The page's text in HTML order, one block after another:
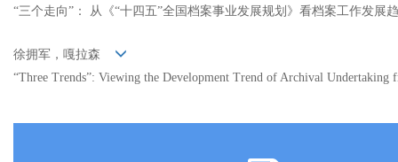
“三个走向”： 从《“十四五”全国档案事业发展规划》看档案工作发展
徐拥军，嘎拉森
“Three Trends”: Viewing the Development Trend of Archival